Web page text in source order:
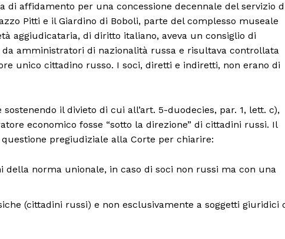
di affidamento per una concessione decennale del servizio
Pitti e il Giardino di Boboli, parte del complesso museale
aggiudicataria, di diritto italiano, aveva un consiglio di
amministratori di nazionalità russa e risultava controllata
unico cittadino russo. I soci, diretti e indiretti, non erano di
il divieto di cui all’art. 5-duodecies, par. 1, lett. c),
economico fosse “sotto la direzione” di cittadini russi. Il
pregiudiziale alla Corte per chiarire:
della norma unionale, in caso di soci non russi ma con una
(cittadini russi) e non esclusivamente a soggetti giuridici